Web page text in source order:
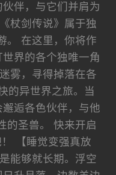
伴，与它们并肩为
杖剑传说》属于独
。 在这里，你将作
界的各个独唯一角
雾，寻得掉落在各
的异世界之旅。当
逅各色伙伴，与他
的圣兽。 快来开启
【睡觉变强真放
能够就长期。浮空